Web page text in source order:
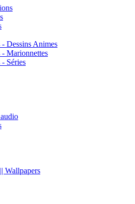
Dessins Animes
Marionnettes
Séries
Wallpapers